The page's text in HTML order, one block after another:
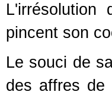
pincent son
Le souci de
des affres de